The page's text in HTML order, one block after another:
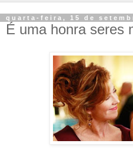
quarta-feira, 15 de
É uma honra seres